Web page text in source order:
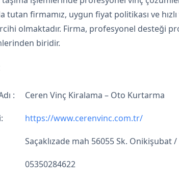
tutan firmamız, uygun fiyat politikası ve hızlı
olmaktadır. Firma, profesyonel desteği
biridir.
: Ceren Vinç Kiralama – Oto Kurtarma
https://www.cerenvinc.com.tr/
Saçaklızade mah 56055 Sk. Onikişubat
05350284622